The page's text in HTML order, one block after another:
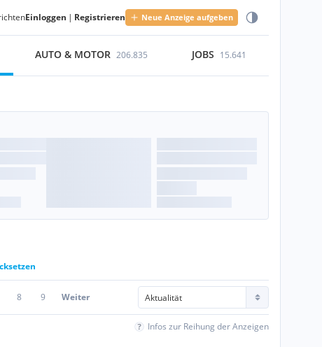
Einloggen | Registrieren Neue Anzeige aufgeben
AUTO & MOTOR 206.835 JOBS 15.641
8 9 Weiter
Infos zur Reihung der Anzeigen